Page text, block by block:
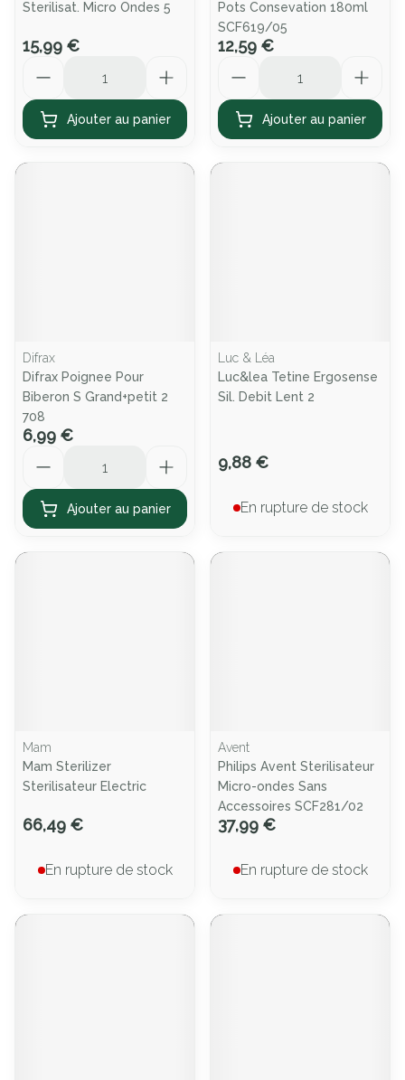
Sterilisat. Micro Ondes 5
15,99 €
Ajouter au panier
Pots Consevation 180ml
SCF619/05
12,59 €
Ajouter au panier
Difrax
Difrax Poignee Pour
Biberon S Grand+petit 2
708
6,99 €
Ajouter au panier
Luc & Léa
Luc&lea Tetine Ergosense
Sil. Debit Lent 2
9,88 €
En rupture de stock
Mam
Mam Sterilizer
Sterilisateur Electric
66,49 €
En rupture de stock
Avent
Philips Avent Sterilisateur
Micro-ondes Sans
Accessoires SCF281/02
37,99 €
En rupture de stock